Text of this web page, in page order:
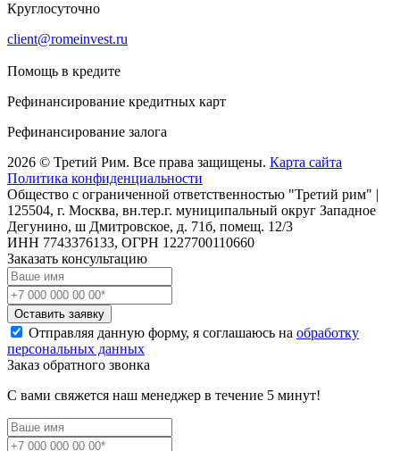
Круглосуточно
client@romeinvest.ru
Помощь в кредите
Рефинансирование кредитных карт
Рефинансирование залога
2026 © Третий Рим. Все права защищены. Карта сайта
Политика конфиденциальности
Общество с ограниченной ответственностью "Третий рим" |
125504, г. Москва, вн.тер.г. муниципальный округ Западное
Дегунино, ш Дмитровское, д. 71б, помещ. 12/3
ИНН 7743376133, ОГРН 1227700110660
Заказать консультацию
Оставить заявку
Отправляя данную форму, я соглашаюсь на обработку
персональных данных
Заказ обратного звонка
С вами свяжется наш менеджер в течение 5 минут!